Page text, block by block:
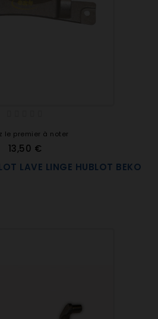
le premier à noter
13,50 €
LAVE LINGE HUBLOT BEKO